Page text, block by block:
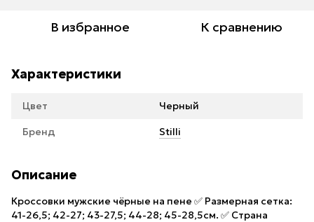
В избранное К сравнению
Характеристики
Цвет Черный
Бренд Stilli
Описание
Кроссовки мужские чёрные на пене ✅ Размерная сетка:
41-26,5; 42-27; 43-27,5; 44-28; 45-28,5см. ✅ Страна